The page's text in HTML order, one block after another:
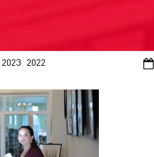
2023 2022